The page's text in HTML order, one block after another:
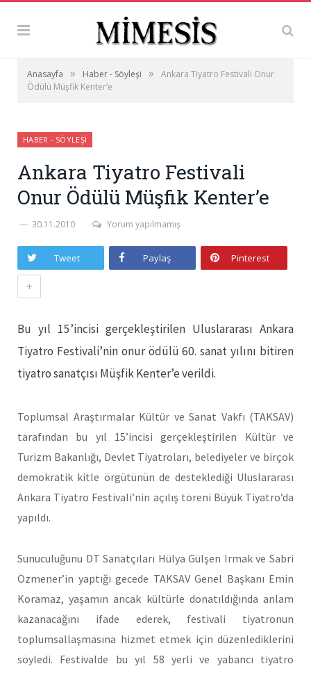
Anasayfa » Haber - Söyleşi »
Ankara Tiyatro Festivali Onur
Ödülü Müşfik Kenter’e
HABER - SÖYLEŞI
Ankara Tiyatro Festivali
Onur Ödülü Müşfik Kenter’e
30.11.2010 Yorum yapılmamış
Tweet Paylaş Pinterest
+
Bu yıl 15’incisi gerçekleştirilen Uluslararası Ankara
Tiyatro Festivali’nin onur ödülü 60. sanat yılını bitiren
tiyatro sanatçısı Müşfik Kenter’e verildi.
Toplumsal Araştırmalar Kültür ve Sanat Vakfı (TAKSAV)
tarafından bu yıl 15’incisi gerçekleştirilen Kültür ve
Turizm Bakanlığı, Devlet Tiyatroları, belediyeler ve birçok
demokratik kitle örgütünün de desteklediği Uluslararası
Ankara Tiyatro Festivali’nin açılış töreni Büyük Tiyatro’da
yapıldı.
Sunuculuğunu DT Sanatçıları Hülya Gülşen Irmak ve Sabri
Özmener’in yaptığı gecede TAKSAV Genel Başkanı Emin
Koramaz, yaşamın ancak kültürle donatıldığında anlam
kazanacağını ifade ederek, festivali tiyatronun
toplumsallaşmasına hizmet etmek için düzenlediklerini
söyledi. Festivalde bu yıl 58 yerli ve yabancı tiyatro